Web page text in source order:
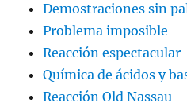
Demostraciones sin
Problema imposible
Reacción espectacular
Química de ácidos y
Reacción Old Nassau